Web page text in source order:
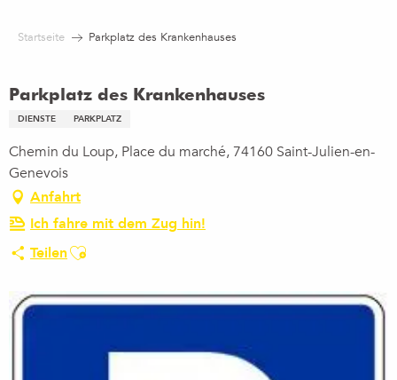
Startseite Parkplatz des Krankenhauses
Parkplatz des Krankenhauses
DIENSTE PARKPLATZ
Chemin du Loup, Place du marché, 74160 Saint-Julien-en-
Genevois
Anfahrt
Ich fahre mit dem Zug hin!
TeilenAjouter aux favoris